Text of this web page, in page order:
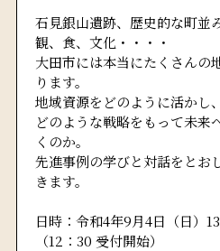
石見銀山遺跡、歴史的な町並
観、食、文化・・・・
大田市には本当にたくさんの
ります。
地域資源をどのように活かし、
どのような戦略をもって未来
くのか。
先進事例の学びと対話をとお
きます。
日時：令和4年9月4日（日）
（12：30 受付開始）